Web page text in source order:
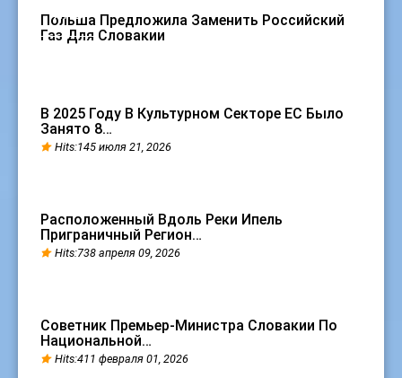
Польша Предложила Заменить Российский
Газ Для Словакии
ЯНВ
В 2025 Году В Культурном Секторе ЕС Было
Занято 8…
Hits:145 июля 21, 2026
Расположенный Вдоль Реки Ипель
Приграничный Регион…
Hits:738 апреля 09, 2026
Советник Премьер-Министра Словакии По
Национальной…
Hits:411 февраля 01, 2026